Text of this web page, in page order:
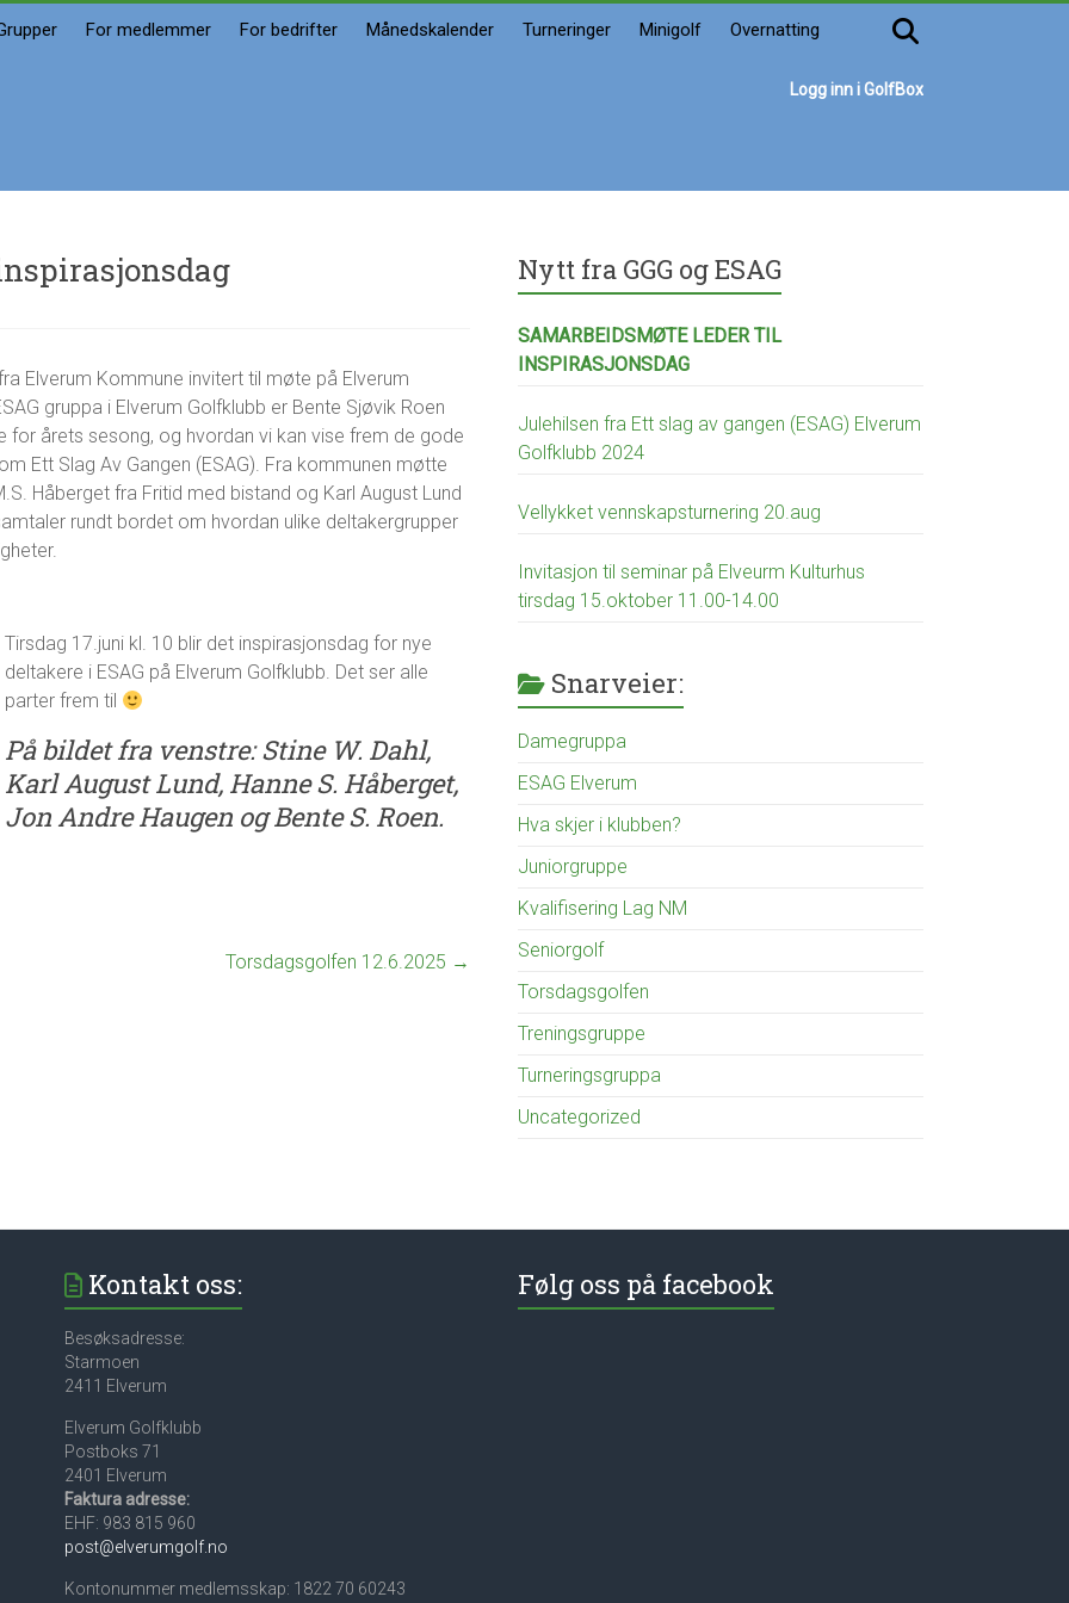
For medlemmer For bedrifter Månedskalender Turneringer Minigolf Overnatting
Logg inn i GolfBox
Elverum Kommune invitert til møte på Elverum
gruppa i Elverum Golfklubb er Bente Sjøvik Roen
for årets sesong, og hvordan vi kan vise frem de gode
Ett Slag Av Gangen (ESAG). Fra kommunen møtte
Håberget fra Fritid med bistand og Karl August Lund
rundt bordet om hvordan ulike deltakergrupper
Tirsdag 17.juni kl. 10 blir det inspirasjonsdag for nye
deltakere i ESAG på Elverum Golfklubb. Det ser alle
parter frem til
På bildet fra venstre: Stine W. Dahl,
Karl August Lund, Hanne S. Håberget,
Jon Andre Haugen og Bente S. Roen.
Torsdagsgolfen 12.6.2025 →
Nytt fra GGG og ESAG
SAMARBEIDSMØTE LEDER TIL
INSPIRASJONSDAG
Julehilsen fra Ett slag av gangen (ESAG) Elverum
Golfklubb 2024
Vellykket vennskapsturnering 20.aug
Invitasjon til seminar på Elveurm Kulturhus
tirsdag 15.oktober 11.00-14.00
Snarveier:
Damegruppa
ESAG Elverum
Hva skjer i klubben?
Juniorgruppe
Kvalifisering Lag NM
Seniorgolf
Torsdagsgolfen
Treningsgruppe
Turneringsgruppa
Uncategorized
Kontakt oss:
Besøksadresse:
Starmoen
2411 Elverum
Elverum Golfklubb
Postboks 71
2401 Elverum
Faktura adresse:
EHF: 983 815 960
post@elverumgolf.no
Kontonummer medlemsskap: 1822 70 60243
Følg oss på facebook